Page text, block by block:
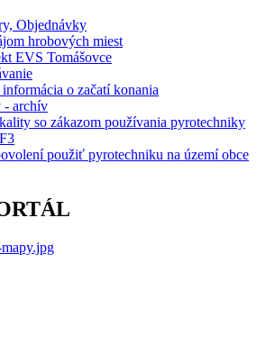
Objednávky
hrobových miest
EVS Tomášovce
o začatí konania
- archív
so zákazom používania pyrotechniky
použiť pyrotechniku na území obce